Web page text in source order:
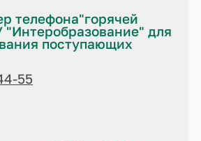
телефона"горячей
для
поступающих
55